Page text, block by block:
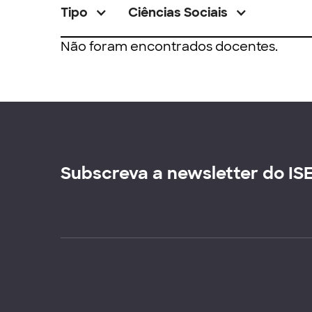
Tipo Ciências Sociais
Não foram encontrados docentes.
Subscreva a newsletter do